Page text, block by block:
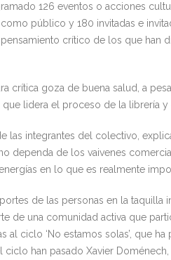
126 eventos o acciones
público y 180 invitadas e
crítico de los que han
crítica goza de buena salud, a
que lidera el proceso de la librería
las integrantes del colectivo,
dependa de los vaivenes
en lo que es realmente
de las personas en la taquilla
de una comunidad activa que
al ciclo ‘No estamos solas’, que
han pasado Xavier Doménech,